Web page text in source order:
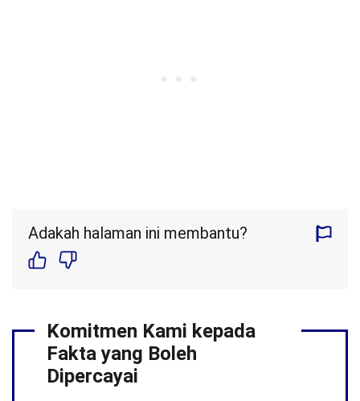
Adakah halaman ini membantu?
Komitmen Kami kepada
Fakta yang Boleh
Dipercayai